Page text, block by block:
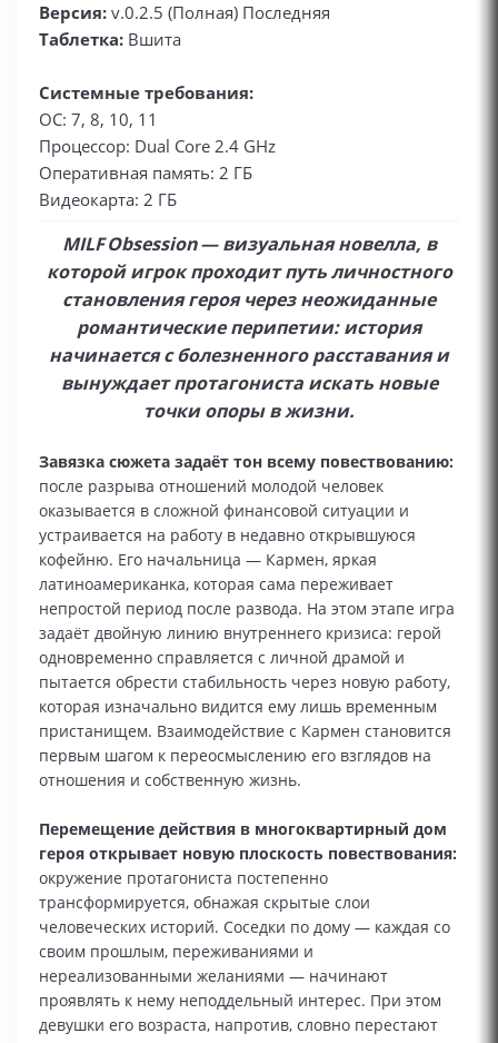
Версия: v.0.2.5 (Полная) Последняя
Таблетка: Вшита
Системные требования:
ОС: 7, 8, 10, 11
Процессор: Dual Core 2.4 GHz
Оперативная память: 2 ГБ
Видеокарта: 2 ГБ
MILF Obsession — визуальная новелла, в
которой игрок проходит путь личностного
становления героя через неожиданные
романтические перипетии: история
начинается с болезненного расставания и
вынуждает протагониста искать новые
точки опоры в жизни.
Завязка сюжета задаёт тон всему повествованию:
после разрыва отношений молодой человек
оказывается в сложной финансовой ситуации и
устраивается на работу в недавно открывшуюся
кофейню. Его начальница — Кармен, яркая
латиноамериканка, которая сама переживает
непростой период после развода. На этом этапе игра
задаёт двойную линию внутреннего кризиса: герой
одновременно справляется с личной драмой и
пытается обрести стабильность через новую работу,
которая изначально видится ему лишь временным
пристанищем. Взаимодействие с Кармен становится
первым шагом к переосмыслению его взглядов на
отношения и собственную жизнь.
Перемещение действия в многоквартирный дом
героя открывает новую плоскость повествования:
окружение протагониста постепенно
трансформируется, обнажая скрытые слои
человеческих историй. Соседки по дому — каждая со
своим прошлым, переживаниями и
нереализованными желаниями — начинают
проявлять к нему неподдельный интерес. При этом
девушки его возраста, напротив, словно перестают